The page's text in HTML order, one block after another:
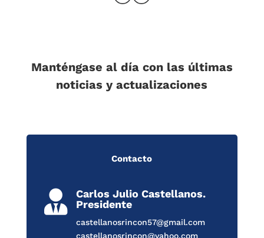
Manténgase al día con las últimas
noticias y actualizaciones
Contacto

Carlos Julio Castellanos.
Presidente
castellanosrincon57@gmail.com
castellanosrincon@yahoo.com